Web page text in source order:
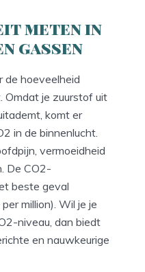
meten in
gassen
de hoeveelheid
Omdat je zuurstof uit
komt er
in de binnenlucht.
vermoeidheid
De CO2-
beste geval
million). Wil je je
niveau, dan biedt
en nauwkeurige